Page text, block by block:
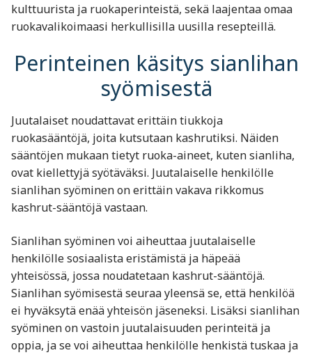
kulttuurista ja ruokaperinteistä, sekä laajentaa omaa
ruokavalikoimaasi herkullisilla uusilla resepteillä.
Perinteinen käsitys sianlihan
syömisestä
Juutalaiset noudattavat erittäin tiukkoja
ruokasääntöjä, joita kutsutaan kashrutiksi. Näiden
sääntöjen mukaan tietyt ruoka-aineet, kuten sianliha,
ovat kiellettyjä syötäväksi. Juutalaiselle henkilölle
sianlihan syöminen on erittäin vakava rikkomus
kashrut-sääntöjä vastaan.
Sianlihan syöminen voi aiheuttaa juutalaiselle
henkilölle sosiaalista eristämistä ja häpeää
yhteisössä, jossa noudatetaan kashrut-sääntöjä.
Sianlihan syömisestä seuraa yleensä se, että henkilöä
ei hyväksytä enää yhteisön jäseneksi. Lisäksi sianlihan
syöminen on vastoin juutalaisuuden perinteitä ja
oppia, ja se voi aiheuttaa henkilölle henkistä tuskaa ja